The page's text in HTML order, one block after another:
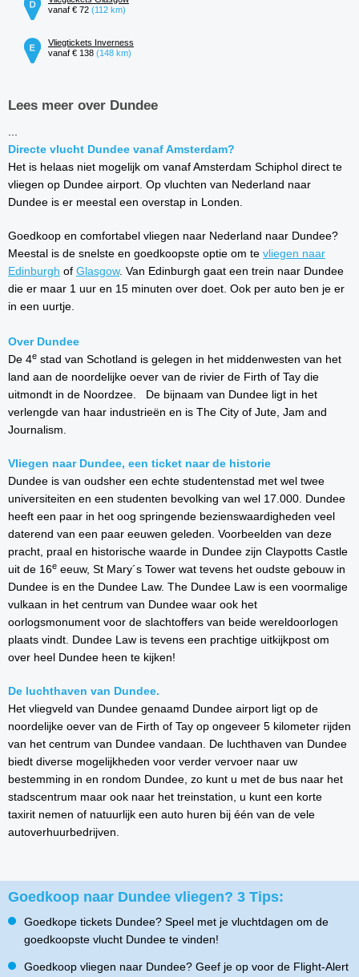
vanaf € 72 (112 km)
Vliegtickets Inverness
vanaf € 138 (148 km)
Lees meer over Dundee
...
Directe vlucht Dundee vanaf Amsterdam?
Het is helaas niet mogelijk om vanaf Amsterdam Schiphol direct te
vliegen op Dundee airport. Op vluchten van Nederland naar
Dundee is er meestal een overstap in Londen.
Goedkoop en comfortabel vliegen naar Nederland naar Dundee?
Meestal is de snelste en goedkoopste optie om te vliegen naar
Edinburgh of Glasgow. Van Edinburgh gaat een trein naar Dundee
die er maar 1 uur en 15 minuten over doet. Ook per auto ben je er
in een uurtje.
Over Dundee
De 4e stad van Schotland is gelegen in het middenwesten van het
land aan de noordelijke oever van de rivier de Firth of Tay die
uitmondt in de Noordzee. De bijnaam van Dundee ligt in het
verlengde van haar industrieën en is The City of Jute, Jam and
Journalism.
Vliegen naar Dundee, een ticket naar de historie
Dundee is van oudsher een echte studentenstad met wel twee
universiteiten en een studenten bevolking van wel 17.000. Dundee
heeft een paar in het oog springende bezienswaardigheden veel
daterend van een paar eeuwen geleden. Voorbeelden van deze
pracht, praal en historische waarde in Dundee zijn Claypotts Castle
uit de 16e eeuw, St Mary´s Tower wat tevens het oudste gebouw in
Dundee is en the Dundee Law. The Dundee Law is een voormalige
vulkaan in het centrum van Dundee waar ook het
oorlogsmonument voor de slachtoffers van beide wereldoorlogen
plaats vindt. Dundee Law is tevens een prachtige uitkijkpost om
over heel Dundee heen te kijken!
De luchthaven van Dundee.
Het vliegveld van Dundee genaamd Dundee airport ligt op de
noordelijke oever van de Firth of Tay op ongeveer 5 kilometer rijden
van het centrum van Dundee vandaan. De luchthaven van Dundee
biedt diverse mogelijkheden voor verder vervoer naar uw
bestemming in en rondom Dundee, zo kunt u met de bus naar het
stadscentrum maar ook naar het treinstation, u kunt een korte
taxirit nemen of natuurlijk een auto huren bij één van de vele
autoverhuurbedrijven.
Goedkoop naar Dundee vliegen? 3 Tips:
Goedkope tickets Dundee? Speel met je vluchtdagen om de
goedkoopste vlucht Dundee te vinden!
Goedkoop vliegen naar Dundee? Geef je op voor de Flight-Alert